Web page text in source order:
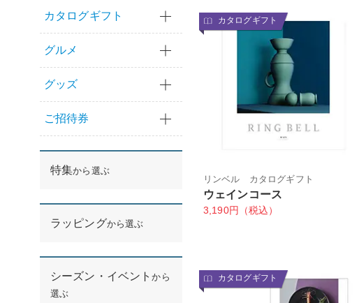
カタログギフト
グルメ
グッズ
ご招待券
特集から選ぶ
ラッピングから選ぶ
シーズン・イベントから
選ぶ
カタログギフト
リンベル カタログギフト
ウェインコース
3,190円（税込）
カタログギフト